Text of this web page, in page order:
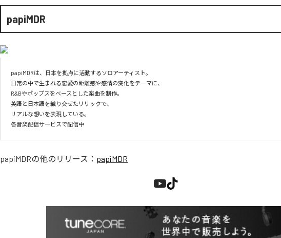
papiMDR
papiMDRは、日本を拠点に活動するソロアーティスト。
日常の中で生まれる恋愛の距離感や感情の変化をテーマに、
R&Bやポップスをベースとした楽曲を制作。
英語と日本語を織り交ぜたリリックで、
リアルな想いを表現している。
各音楽配信サービスで配信中
papiMDRの他のリリース： papiMDR